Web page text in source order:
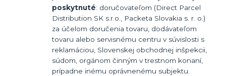
poskytnuté: doručovateľom (Direct Parcel
Distribution SK s.r.o., Packeta Slovakia s. r. o.)
za účelom doručenia tovaru, dodávateľom
tovaru alebo servisnému centru v súvislosti s
reklamáciou, Slovenskej obchodnej inšpekcii,
súdom, orgánom činným v trestnom konaní,
prípadne inému oprávnenému subjektu.